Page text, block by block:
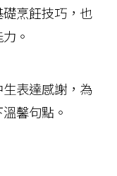
烹飪技巧，也
。
表達感謝，為
馨句點。